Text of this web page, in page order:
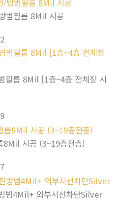
범필름 8Mil 시공
필름 8Mil [1층~4층 전체창 시
8Mil 시공 (3~19층전층)
범4Mil+ 외부시선차단Silver